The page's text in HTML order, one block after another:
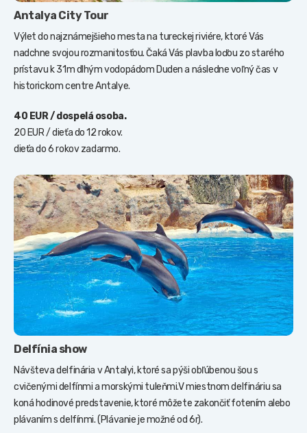
Antalya City Tour
Výlet do najznámejšieho mesta na tureckej riviére, ktoré Vás
nadchne svojou rozmanitosťou. Čaká Vás plavba loďou zo starého
prístavu k 31m dlhým vodopádom Duden a následne voľný čas v
historickom centre Antalye.
40 EUR / dospelá osoba.
20 EUR / dieťa do 12 rokov.
dieťa do 6 rokov zadarmo.
Delfínia show
Návšteva delfinária v Antalyi, ktoré sa pýši obľúbenou šou s
cvičenými delfínmi a morskými tuleňmi.V miestnom delfináriu sa
koná hodinové predstavenie, ktoré môžete zakončiť fotením alebo
plávaním s delfínmi. (Plávanie je možné od 6r).